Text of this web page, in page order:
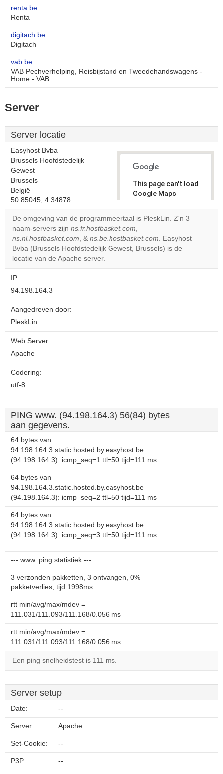
renta.be
Renta
digitach.be
Digitach
vab.be
VAB Pechverhelping, Reisbijstand en Tweedehandswagens -
Home - VAB
Server
Server locatie
Easyhost Bvba
Brussels Hoofdstedelijk
Gewest
Brussels
België
50.85045, 4.34878
This page can't load
Google Maps
website?
De omgeving van de programmeertaal is PleskLin. Z'n 3
naam-servers zijn ns.fr.hostbasket.com,
ns.nl.hostbasket.com, & ns.be.hostbasket.com. Easyhost
Bvba (Brussels Hoofdstedelijk Gewest, Brussels) is de
locatie van de Apache server.
IP:
94.198.164.3
Aangedreven door:
PleskLin
Web Server:
Apache
Codering:
utf-8
PING www. (94.198.164.3) 56(84) bytes
aan gegevens.
64 bytes van
94.198.164.3.static.hosted.by.easyhost.be
(94.198.164.3): icmp_seq=1 ttl=50 tijd=111 ms
64 bytes van
94.198.164.3.static.hosted.by.easyhost.be
(94.198.164.3): icmp_seq=2 ttl=50 tijd=111 ms
64 bytes van
94.198.164.3.static.hosted.by.easyhost.be
(94.198.164.3): icmp_seq=3 ttl=50 tijd=111 ms
--- www. ping statistiek ---
3 verzonden pakketten, 3 ontvangen, 0%
pakketverlies, tijd 1998ms
rtt min/avg/max/mdev =
111.031/111.093/111.168/0.056 ms
rtt min/avg/max/mdev =
111.031/111.093/111.168/0.056 ms
Een ping snelheidstest is 111 ms.
Server setup
Date: --
Server: Apache
Set-Cookie: --
P3P: --